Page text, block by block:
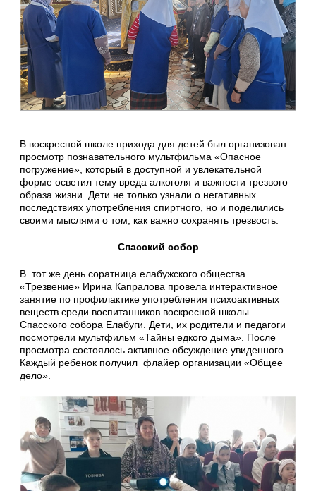
В воскресной школе прихода для детей был организован
просмотр познавательного мультфильма «Опасное
погружение», который в доступной и увлекательной
форме осветил тему вреда алкоголя и важности трезвого
образа жизни. Дети не только узнали о негативных
последствиях употребления спиртного, но и поделились
своими мыслями о том, как важно сохранять трезвость.
Спасский собор
В тот же день соратница елабужского общества
«Трезвение» Ирина Капралова провела интерактивное
занятие по профилактике употребления психоактивных
веществ среди воспитанников воскресной школы
Спасского собора Елабуги. Дети, их родители и педагоги
посмотрели мультфильм «Тайны едкого дыма». После
просмотра состоялось активное обсуждение увиденного.
Каждый ребенок получил флайер организации «Общее
дело».